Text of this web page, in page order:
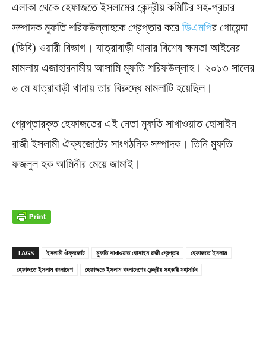
এলাকা থেকে হেফাজতে ইসলামের কেন্দ্রীয় কমিটির সহ-প্রচার
সম্পাদক মুফতি শরিফউল্লাহকে গ্রেপ্তার করে ডিএমপির গোয়েন্দা
(ডিবি) ওয়ারী বিভাগ। যাত্রাবাড়ী থানার বিশেষ ক্ষমতা আইনের
মামলায় এজাহারনামীয় আসামি মুফতি শরিফউল্লাহ। ২০১৩ সালের
৬ মে যাত্রাবাড়ী থানায় তার বিরুদ্ধে মামলাটি হয়েছিল।
গ্রেপ্তারকৃত হেফাজতের এই নেতা মুফতি সাখাওয়াত হোসাইন
রাজী ইসলামী ঐক্যজোটের সাংগঠনিক সম্পাদক। তিনি মুফতি
ফজলুল হক আমিনীর মেয়ে জামাই।
TAGS ইসলামী ঐক্যজোট মুফতি শাখাওয়াত হোসাইন রাজী গ্রেপ্তার
হেফাজতে ইসলাম
হেফাজতে ইসলাম বাংলাদেশ
হেফাজতে ইসলাম বাংলাদেশের কেন্দ্রীয় সহকারী মহাসচিব